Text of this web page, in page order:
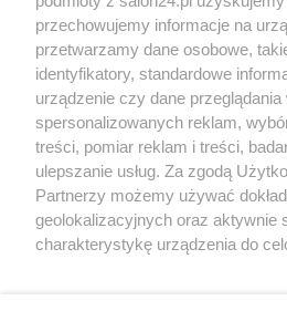
Społeczeństwo
Kultura
X Facebook
przechowujemy informacje na
przetwarzamy dane osobowe,
identyfikatory, standardowe
urządzenie czy dane
spersonalizowanych reklam,
treści, pomiar reklam i treści,
ulepszanie usług. Za zgodą
Partnerzy możemy używać
geolokalizacyjnych oraz aktywnie
charakterystykę urządzenia do